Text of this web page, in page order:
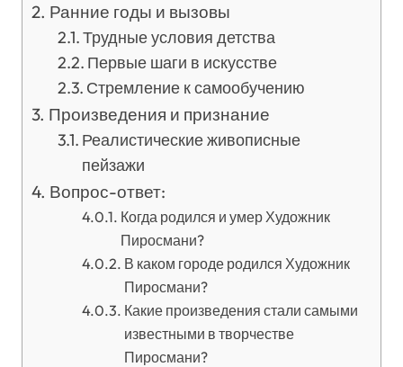
Ранние годы и вызовы
Трудные условия детства
Первые шаги в искусстве
Стремление к самообучению
Произведения и признание
Реалистические живописные
пейзажи
Вопрос-ответ:
Когда родился и умер Художник
Пиросмани?
В каком городе родился Художник
Пиросмани?
Какие произведения стали самыми
известными в творчестве
Пиросмани?